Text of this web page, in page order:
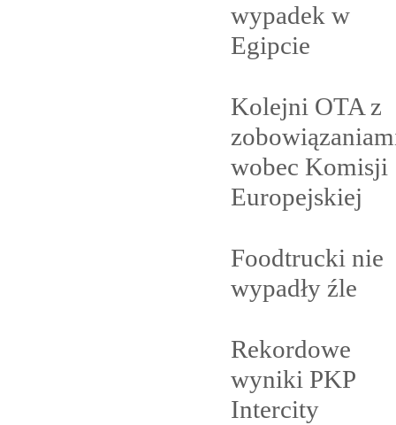
wypadek w
Egipcie
Kolejni OTA z
wobec Komisji
Europejskiej
Foodtrucki nie
wypadły źle
Rekordowe
wyniki PKP
Intercity